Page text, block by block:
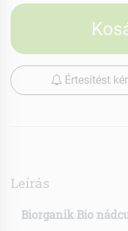
Értesítést
Leírás
Biorganik Bio